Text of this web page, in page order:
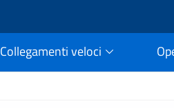
Collegamenti veloci